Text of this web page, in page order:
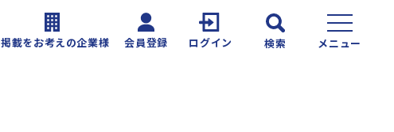
掲載をお考えの企業様 会員登録 ログイン 検索 メニュー